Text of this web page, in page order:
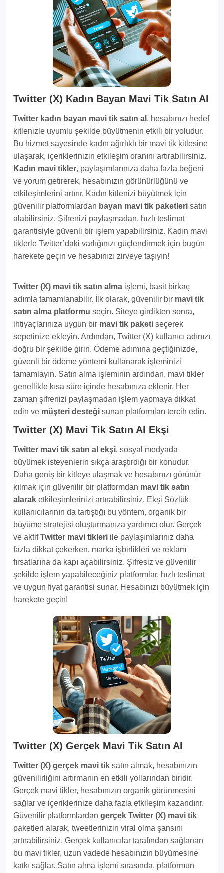
Twitter (X) Kadın Bayan Mavi Tik Satın Al
Twitter kadın bayan mavi tik satın al , hesabınızı hedef
kitlenizle uyumlu şekilde büyütmenin etkili bir yoludur.
Bu hizmet sayesinde kadın ağırlıklı bir mavi tik kitlesine
ulaşarak, içeriklerinizin etkileşim oranını artırabilirsiniz.
Kadın mavi tikler, paylaşımlarınıza daha fazla beğeni
ve yorum getirerek, hesabınızın görünürlüğünü ve
etkileşimlerini artırır. Kadın kitlenizi büyütmek için
güvenilir platformlardan bayan mavi tik paketleri satın
alabilirsiniz. Şifrenizi paylaşmadan, hızlı teslimat
garantisiyle güvenli bir işlem yapabilirsiniz. Kadın mavi
tiklerle Twitter’daki varlığınızı güçlendirmek için bugün
harekete geçin ve hesabınızı zirveye taşıyın!
Twitter (X) mavi tik satın alma işlemi, basit birkaç
adımla tamamlanabilir. İlk olarak, güvenilir bir mavi tik
satın alma platformu seçin. Siteye girdikten sonra,
ihtiyaçlarınıza uygun bir mavi tik paketi seçerek
sepetinize ekleyin. Ardından, Twitter (X) kullanıcı adınızı
doğru bir şekilde girin. Ödeme adımına geçtiğinizde,
güvenli bir ödeme yöntemi kullanarak işleminizi
tamamlayın. Satın alma işleminin ardından, mavi tikler
genellikle kısa süre içinde hesabınıza eklenir. Her
zaman şifrenizi paylaşmadan işlem yapmaya dikkat
edin ve müşteri desteği sunan platformları tercih edin.
Twitter (X) Mavi Tik Satın Al Ekşi
Twitter mavi tik satın al ekşi, sosyal medyada
büyümek isteyenlerin sıkça araştırdığı bir konudur.
Daha geniş bir kitleye ulaşmak ve hesabınızı görünür
kılmak için güvenilir bir platformdan mavi tik satın
alarak etkileşimlerinizi artırabilirsiniz. Ekşi Sözlük
kullanıcılarının da tartıştığı bu yöntem, organik bir
büyüme stratejisi oluşturmanıza yardımcı olur. Gerçek
ve aktifTwitter mavi tikleri ile paylaşımlarınız daha
fazla dikkat çekerken, marka işbirlikleri ve reklam
fırsatlarına da kapı açabilirsiniz. Şifresiz ve güvenilir
şekilde işlem yapabileceğiniz platformlar, hızlı teslimat
ve uygun fiyat garantisi sunar. Hesabınızı büyütmek için
harekete geçin!
Twitter (X) Gerçek Mavi Tik Satın Al
Twitter (X) gerçek mavi tik satın almak, hesabınızın
güvenilirliğini artırmanın en etkili yollarından biridir.
Gerçek mavi tikler, hesabınızın organik görünmesini
sağlar ve içeriklerinize daha fazla etkileşim kazandırır.
Güvenilir platformlardan gerçek Twitter (X) mavi tik
paketleri alarak, tweetlerinizin viral olma şansını
artırabilirsiniz. Gerçek kullanıcılar tarafından sağlanan
bu mavi tikler, uzun vadede hesabınızın büyümesine
katkı sağlar. Satın alma işlemi sırasında, platformun